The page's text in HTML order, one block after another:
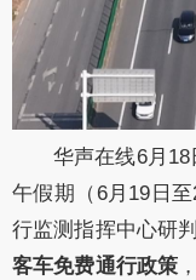
华声在线6月18
午假期（6月19日
行监测指挥中心研
客车免费通行政策